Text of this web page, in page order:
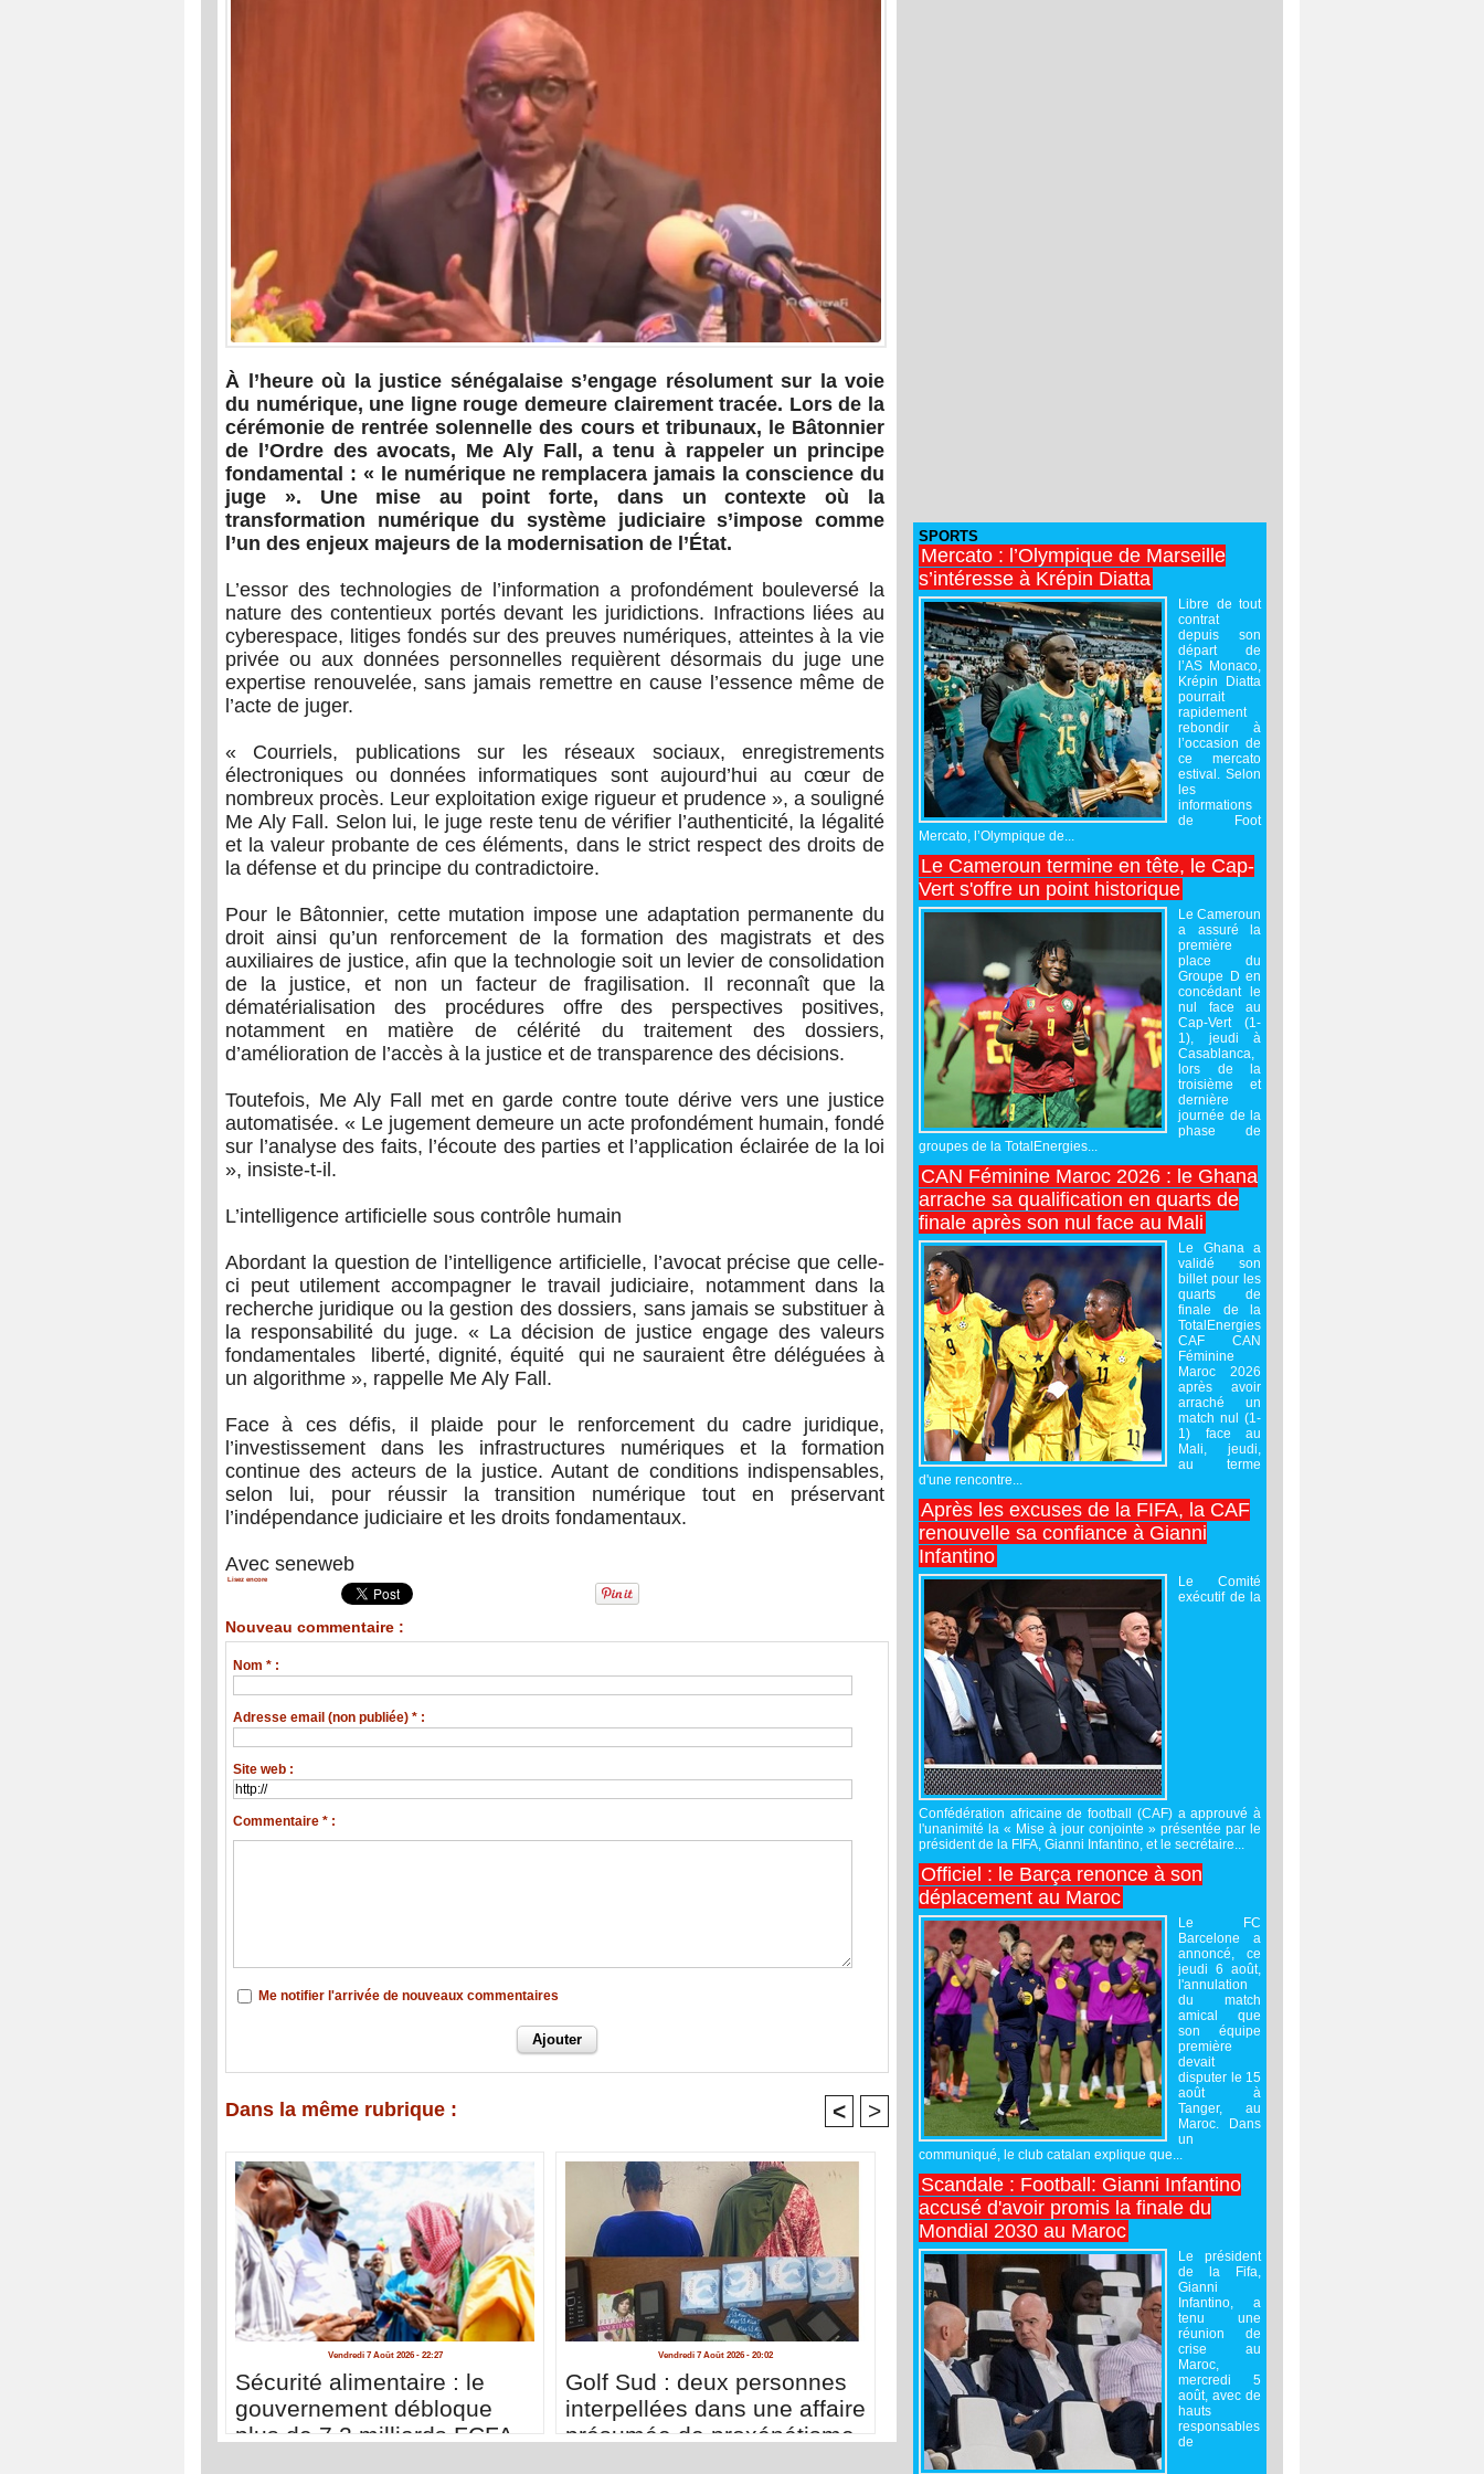
À l’heure où la justice sénégalaise s’engage résolument sur la voie
du numérique, une ligne rouge demeure clairement tracée. Lors de la
cérémonie de rentrée solennelle des cours et tribunaux, le Bâtonnier
de l’Ordre des avocats, Me Aly Fall, a tenu à rappeler un principe
fondamental : « le numérique ne remplacera jamais la conscience du
juge ». Une mise au point forte, dans un contexte où la
transformation numérique du système judiciaire s’impose comme
l’un des enjeux majeurs de la modernisation de l’État.
L’essor des technologies de l’information a profondément bouleversé la
nature des contentieux portés devant les juridictions. Infractions liées au
cyberespace, litiges fondés sur des preuves numériques, atteintes à la vie
privée ou aux données personnelles requièrent désormais du juge une
expertise renouvelée, sans jamais remettre en cause l’essence même de
l’acte de juger.
« Courriels, publications sur les réseaux sociaux, enregistrements
électroniques ou données informatiques sont aujourd’hui au cœur de
nombreux procès. Leur exploitation exige rigueur et prudence », a souligné
Me Aly Fall. Selon lui, le juge reste tenu de vérifier l’authenticité, la légalité
et la valeur probante de ces éléments, dans le strict respect des droits de
la défense et du principe du contradictoire.
Pour le Bâtonnier, cette mutation impose une adaptation permanente du
droit ainsi qu’un renforcement de la formation des magistrats et des
auxiliaires de justice, afin que la technologie soit un levier de consolidation
de la justice, et non un facteur de fragilisation. Il reconnaît que la
dématérialisation des procédures offre des perspectives positives,
notamment en matière de célérité du traitement des dossiers,
d’amélioration de l’accès à la justice et de transparence des décisions.
Toutefois, Me Aly Fall met en garde contre toute dérive vers une justice
automatisée. « Le jugement demeure un acte profondément humain, fondé
sur l’analyse des faits, l’écoute des parties et l’application éclairée de la loi
», insiste-t-il.
L’intelligence artificielle sous contrôle humain
Abordant la question de l’intelligence artificielle, l’avocat précise que celle-
ci peut utilement accompagner le travail judiciaire, notamment dans la
recherche juridique ou la gestion des dossiers, sans jamais se substituer à
la responsabilité du juge. « La décision de justice engage des valeurs
fondamentales liberté, dignité, équité qui ne sauraient être déléguées à
un algorithme », rappelle Me Aly Fall.
Face à ces défis, il plaide pour le renforcement du cadre juridique,
l’investissement dans les infrastructures numériques et la formation
continue des acteurs de la justice. Autant de conditions indispensables,
selon lui, pour réussir la transition numérique tout en préservant
l’indépendance judiciaire et les droits fondamentaux.
Avec seneweb
Lisez encore
Nouveau commentaire :
Nom * :
Adresse email (non publiée) * :
Site web :
Commentaire * :
Me notifier l'arrivée de nouveaux commentaires
Dans la même rubrique : < >
Vendredi 7 Août 2026 - 22:27
Sécurité alimentaire : le
gouvernement débloque
plus de 7,2 milliards FCFA
Vendredi 7 Août 2026 - 20:02
Golf Sud : deux personnes
interpellées dans une affaire
présumée de proxénétisme
SPORTS
Mercato : l’Olympique de Marseille
s’intéresse à Krépin Diatta
Libre de tout
contrat
depuis son
départ de
l’AS Monaco,
Krépin Diatta
pourrait
rapidement
rebondir à
l’occasion de
ce mercato
estival. Selon
les
informations
de Foot
Mercato, l’Olympique de...
Le Cameroun termine en tête, le Cap-
Vert s'offre un point historique
Le Cameroun
a assuré la
première
place du
Groupe D en
concédant le
nul face au
Cap-Vert (1-
1), jeudi à
Casablanca,
lors de la
troisième et
dernière
journée de la
phase de
groupes de la TotalEnergies...
CAN Féminine Maroc 2026 : le Ghana
arrache sa qualification en quarts de
finale après son nul face au Mali
Le Ghana a
validé son
billet pour les
quarts de
finale de la
TotalEnergies
CAF CAN
Féminine
Maroc 2026
après avoir
arraché un
match nul (1-
1) face au
Mali, jeudi,
au terme
d'une rencontre...
Après les excuses de la FIFA, la CAF
renouvelle sa confiance à Gianni
Infantino
Le Comité
exécutif de la
Confédération africaine de football (CAF) a approuvé à
l'unanimité la « Mise à jour conjointe » présentée par le
président de la FIFA, Gianni Infantino, et le secrétaire...
Officiel : le Barça renonce à son
déplacement au Maroc
Le FC
Barcelone a
annoncé, ce
jeudi 6 août,
l'annulation
du match
amical que
son équipe
première
devait
disputer le 15
août à
Tanger, au
Maroc. Dans
un
communiqué, le club catalan explique que...
Scandale : Football: Gianni Infantino
accusé d'avoir promis la finale du
Mondial 2030 au Maroc
Le président
de la Fifa,
Gianni
Infantino, a
tenu une
réunion de
crise au
Maroc,
mercredi 5
août, avec de
hauts
responsables
de